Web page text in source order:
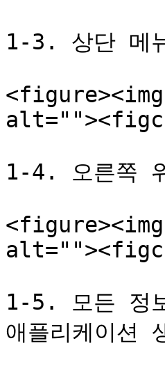
1-3. 상단 메
1-4. 오른쪽
1-5. 모든 정
애플리케이션